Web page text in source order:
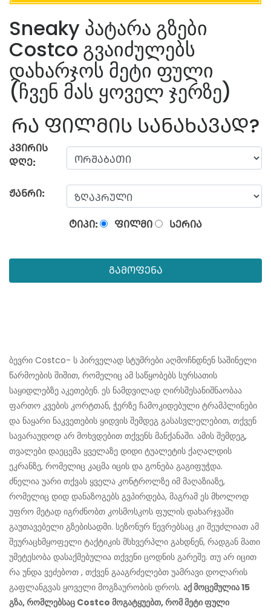
Sneaky პატარა გზები
Costco გვაიძულებს
დახარჯოს მეტი ფული
(ჩვენ მას ყოველ ჯერზე)
ᲠᲐ ᲤᲘᲚᲛᲘᲡ ᲡᲐᲜᲐᲮᲐᲕᲐᲓ?
ᲙᲕᲘᲠᲘᲡ
ᲓᲦᲔ:
ᲟᲐᲜᲠᲘ:
ᲢᲘᲞᲘ: ᲤᲘᲚᲛᲘ ᲡᲔᲠᲘᲐ
ᲒᲐᲛᲝᲤᲔᲜᲐ
ბევრი Costco- ს პირველად სტუმრები აღმოჩნდნენ საშინელი
წარმოების შიშით, რომელიც ამ საწყობებს სურსათის
საყიდლებზე აკეთებენ. ეს ნამდვილად ღირსშესანიშნაობაა
ფართო კვების კორტთან, ჭერზე ჩამოკიდებული ტრამპლინები
და ნაყარი ნაკვეთების ყიდვის შემდეგ გასასვლელებით, თქვენ
სავარაუდოდ არ მოხვდებით თქვენს მანქანაში. ამის შემდეგ,
თვალები დაეცემა ყველაზე დიდი ტუალეტის ქაღალდის
ეკრანზე, რომელიც კაცმა იცის და გონება გაგიფუჭდა.
ძნელია უარი თქვას ყველა კონტროლზე იმ მაღაზიაზე,
რომელიც დიდ დანაზოგებს გვპირდება, მაგრამ ეს მხოლოდ
უფრო მეტად იგრძნობთ კოსმოსკოს ფულის დახარჯვაში
გაუთავებელი გზებისადმი. სეზონურ წევრებსაც კი შეუძლიათ ამ
შეურაცხმყოფელი ტაქტიკის მსხვერპლი გახდნენ, რადგან მათი
უმეტესობა დასაქმებულია თქვენი ცოდნის გარეშე. თუ არ იცით
რა უნდა ვეძებოთ , თქვენ გააგრძელებთ უამრავი დოლარის
გაფლანგვას ყოველი მოგზაურობის დროს. აქ მოცემულია 15
გზა, რომლებსაც Costco მოგატყუებთ, რომ მეტი ფული